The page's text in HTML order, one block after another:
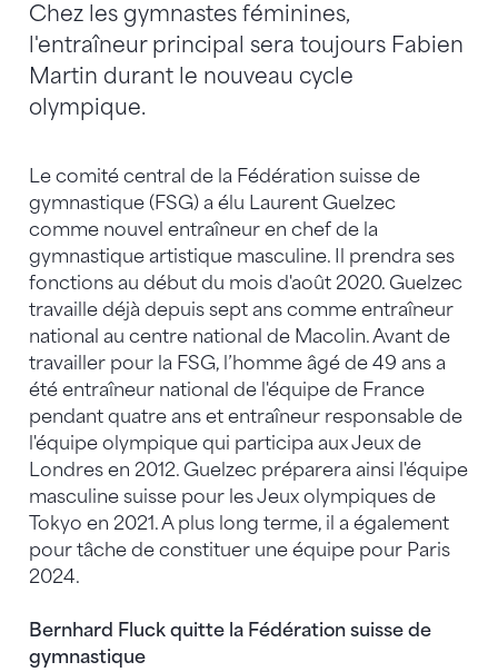
Chez les gymnastes féminines,
l'entraîneur principal sera toujours Fabien
Martin durant le nouveau cycle
olympique.
Le comité central de la Fédération suisse de
gymnastique (FSG) a élu Laurent Guelzec
comme nouvel entraîneur en chef de la
gymnastique artistique masculine. Il prendra ses
fonctions au début du mois d'août 2020. Guelzec
travaille déjà depuis sept ans comme entraîneur
national au centre national de Macolin. Avant de
travailler pour la FSG, l’homme âgé de 49 ans a
été entraîneur national de l'équipe de France
pendant quatre ans et entraîneur responsable de
l'équipe olympique qui participa aux Jeux de
Londres en 2012. Guelzec préparera ainsi l'équipe
masculine suisse pour les Jeux olympiques de
Tokyo en 2021. A plus long terme, il a également
pour tâche de constituer une équipe pour Paris
2024.
Bernhard Fluck quitte la Fédération suisse de
gymnastique